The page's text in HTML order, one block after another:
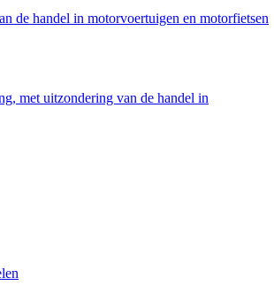
de handel in motorvoertuigen en motorfietsen
met uitzondering van de handel in